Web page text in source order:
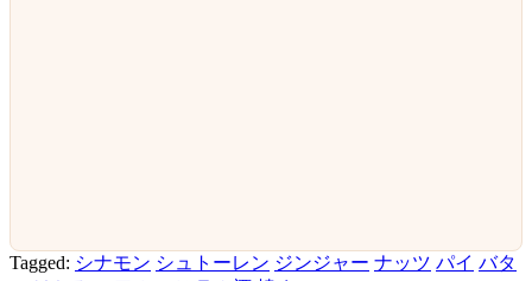
Tagged: シナモン シュトーレン ジンジャー ナッツ パイ バタ